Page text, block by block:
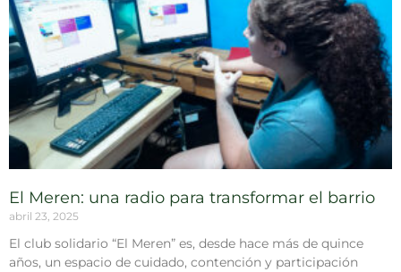
El Meren: una radio para transformar el barrio
abril 23, 2025
El club solidario “El Meren” es, desde hace más de quince
años, un espacio de cuidado, contención y participación